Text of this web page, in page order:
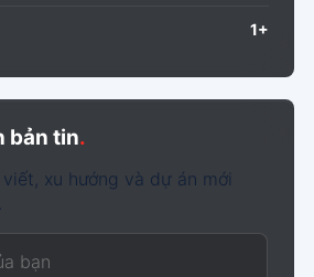
1+
bản tin.
xu hướng và dự án mới